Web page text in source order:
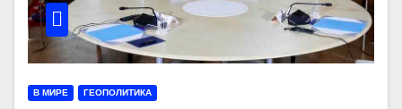
В МИРЕ ГЕОПОЛИТИКА